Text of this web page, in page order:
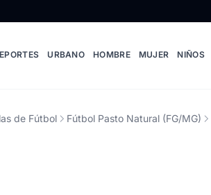
URBANO HOMBRE MUJER NIÑOS
de Fútbol Fútbol Pasto Natural (FG/MG)